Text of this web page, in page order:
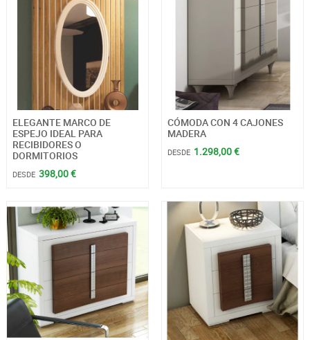
ELEGANTE MARCO DE
ESPEJO IDEAL PARA
RECIBIDORES O
DORMITORIOS
DESDE 398,00 €
CÓMODA CON 4 CAJONES
MADERA
DESDE 1.298,00 €